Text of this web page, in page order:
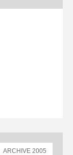
ARCHIVE 2005